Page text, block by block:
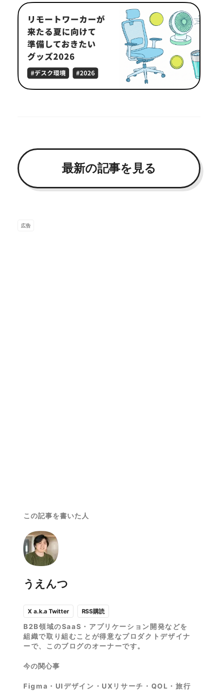
最新の記事を見る
広告
この記事を書いた人
うえんつ
X a.k.a Twitter RSS購読
B2B領域のSaaS・アプリケーション開発などを
組織で取り組むことが得意なプロダクトデザイナ
ーで、このブログのオーナーです。
今の関心事
Figma・UIデザイン・UXリサーチ・QOL・旅行